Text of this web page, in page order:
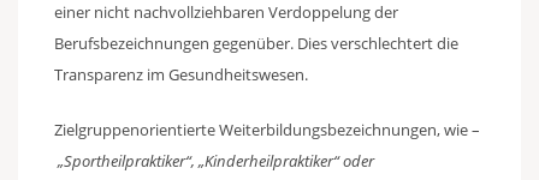
einer nicht nachvollziehbaren Verdoppelung der
Berufsbezeichnungen gegenüber. Dies verschlechtert die
Transparenz im Gesundheitswesen.
Zielgruppenorientierte Weiterbildungsbezeichnungen, wie –
„Sportheilpraktiker“, „Kinderheilpraktiker“ oder